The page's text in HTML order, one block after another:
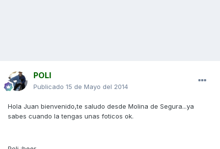
POLI
Publicado 15 de Mayo del 2014
Hola Juan bienvenido,te saludo desde Molina de Segura...ya
sabes cuando la tengas unas foticos ok.